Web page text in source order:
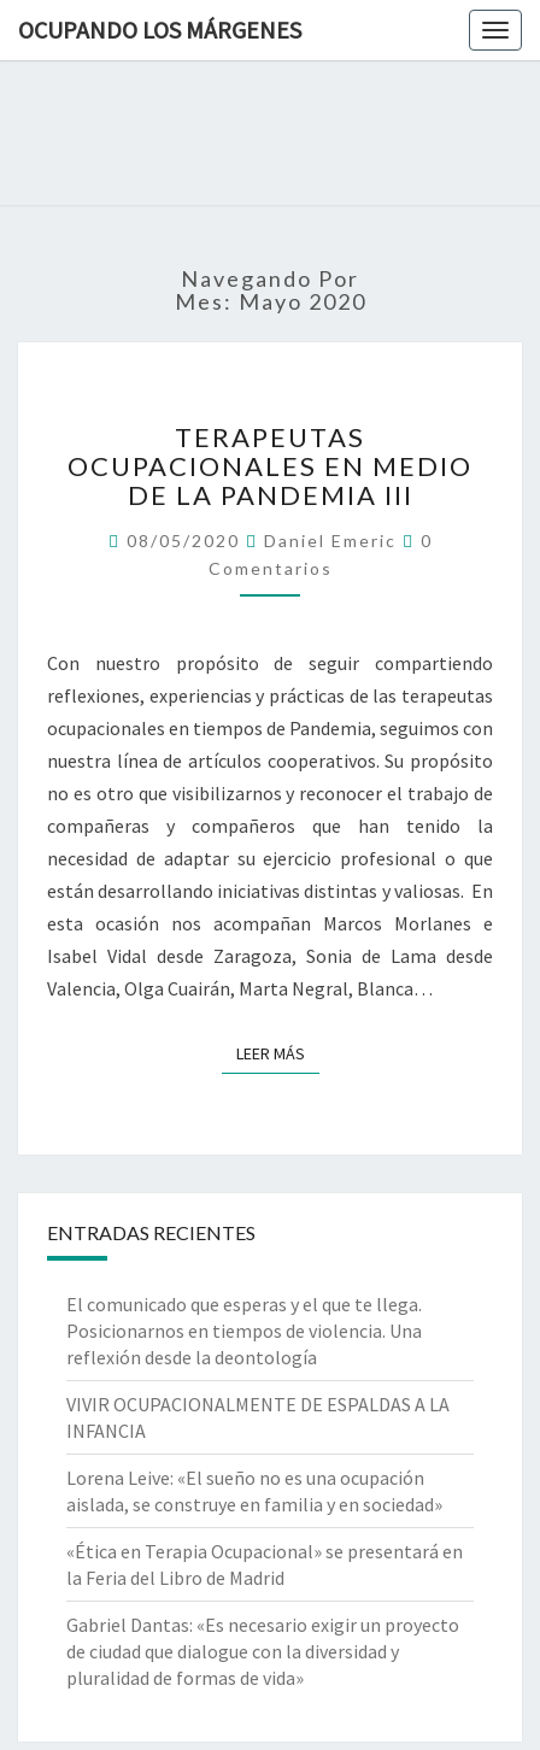
OCUPANDO LOS MÁRGENES
Navegando Por
Mes: Mayo 2020
OCUPACIONALES
EN
MEDIO
LA
PANDEMIA
III
TERAPEUTAS
OCUPACIONALES EN MEDIO
DE LA PANDEMIA III
08/05/2020 Daniel Emeric Comentarios
0
Comentarios
Con nuestro propósito de seguir compartiendo
reflexiones, experiencias y prácticas de las terapeutas
ocupacionales en tiempos de Pandemia, seguimos con
nuestra línea de artículos cooperativos. Su propósito
no es otro que visibilizarnos y reconocer el trabajo de
compañeras y compañeros que han tenido la
necesidad de adaptar su ejercicio profesional o que
están desarrollando iniciativas distintas y valiosas. En
esta ocasión nos acompañan Marcos Morlanes e
Isabel Vidal desde Zaragoza, Sonia de Lama desde
Valencia, Olga Cuairán, Marta Negral, Blanca…
LEER MÁSLEER MÁS
ENTRADAS RECIENTES
El comunicado que esperas y el que te llega.
Posicionarnos en tiempos de violencia. Una
reflexión desde la deontología
VIVIR OCUPACIONALMENTE DE ESPALDAS A LA
INFANCIA
Lorena Leive: «El sueño no es una ocupación
aislada, se construye en familia y en sociedad»
«Ética en Terapia Ocupacional» se presentará en
la Feria del Libro de Madrid
Gabriel Dantas: «Es necesario exigir un proyecto
de ciudad que dialogue con la diversidad y
pluralidad de formas de vida»